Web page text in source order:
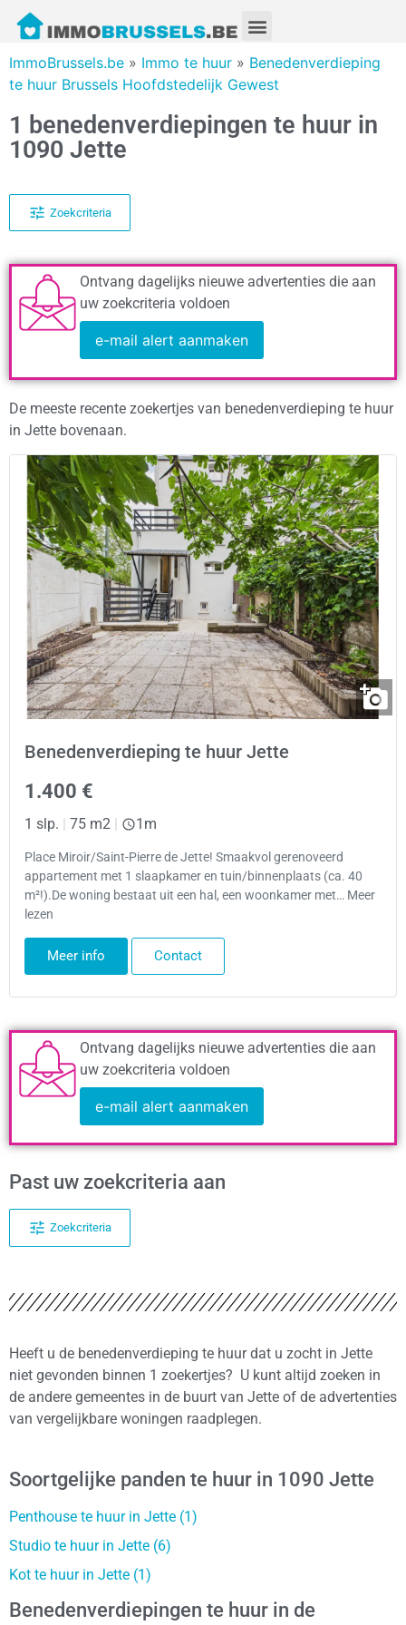
ImmoBrussels.be » Immo te huur » Benedenverdieping
te huur Brussels Hoofdstedelijk Gewest
1 benedenverdiepingen te huur in
1090 Jette
Zoekcriteria
Ontvang dagelijks nieuwe advertenties die aan
uw zoekcriteria voldoen
e-mail alert aanmaken
De meeste recente zoekertjes van benedenverdieping te huur
in Jette bovenaan.
Benedenverdieping te huur Jette
1.400 €
1 slp. | 75 m2 | 1m
Place Miroir/Saint-Pierre de Jette! Smaakvol gerenoveerd
appartement met 1 slaapkamer en tuin/binnenplaats (ca. 40
m²!).De woning bestaat uit een hal, een woonkamer met… Meer
lezen
Meer info Contact
Ontvang dagelijks nieuwe advertenties die aan
uw zoekcriteria voldoen
e-mail alert aanmaken
Past uw zoekcriteria aan
Zoekcriteria
Heeft u de benedenverdieping te huur dat u zocht in Jette
niet gevonden binnen 1 zoekertjes? U kunt altijd zoeken in
de andere gemeentes in de buurt van Jette of de advertenties
van vergelijkbare woningen raadplegen.
Soortgelijke panden te huur in 1090 Jette
Penthouse te huur in Jette (1)
Studio te huur in Jette (6)
Kot te huur in Jette (1)
Benedenverdiepingen te huur in de